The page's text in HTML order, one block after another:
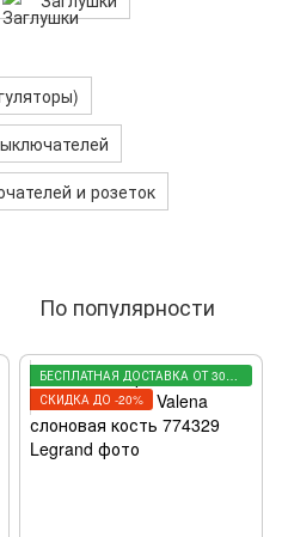
и розеток
По популярности
БЕСПЛАТНАЯ ДОСТАВКА ОТ 3000 ГРН
СКИДКА ДО -20%